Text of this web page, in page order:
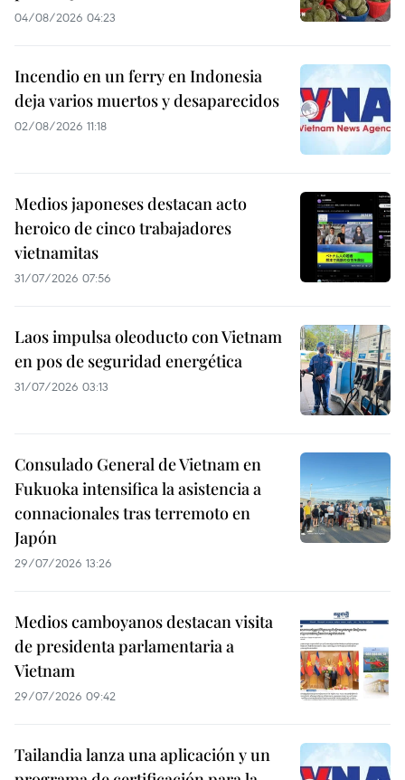
04/08/2026 04:23
Incendio en un ferry en Indonesia
deja varios muertos y desaparecidos
02/08/2026 11:18
Medios japoneses destacan acto
heroico de cinco trabajadores
vietnamitas
31/07/2026 07:56
Laos impulsa oleoducto con Vietnam
en pos de seguridad energética
31/07/2026 03:13
Consulado General de Vietnam en
Fukuoka intensifica la asistencia a
connacionales tras terremoto en
Japón
29/07/2026 13:26
Medios camboyanos destacan visita
de presidenta parlamentaria a
Vietnam
29/07/2026 09:42
Tailandia lanza una aplicación y un